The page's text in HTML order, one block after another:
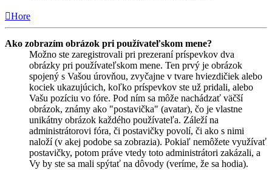
Hore
Ako zobrazím obrázok pri používateľskom mene?
Možno ste zaregistrovali pri prezeraní príspevkov dva
obrázky pri používateľskom mene. Ten prvý je obrázok
spojený s Vašou úrovňou, zvyčajne v tvare hviezdičiek alebo
kociek ukazujúcich, koľko príspevkov ste už pridali, alebo
Vašu pozíciu vo fóre. Pod ním sa môže nachádzať väčší
obrázok, známy ako "postavička" (avatar), čo je vlastne
unikátny obrázok každého používateľa. Záleží na
administrátorovi fóra, či postavičky povolí, či ako s nimi
naloží (v akej podobe sa zobrazia). Pokiaľ nemôžete využívať
postavičky, potom práve vtedy toto administrátori zakázali, a
Vy by ste sa mali spýtať na dôvody (veríme, že sa hodia).